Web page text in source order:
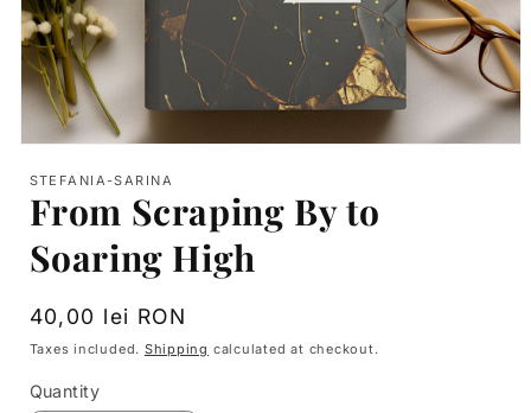
in
modal
STEFANIA-SARINA
From Scraping By to
Soaring High
Regular
price
40,00 lei RON
Taxes included. Shipping calculated at checkout.
Quantity